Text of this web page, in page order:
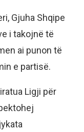
Gjuha Shqipe
i takojnë të
ai punon të
e partisë.
Ligji për